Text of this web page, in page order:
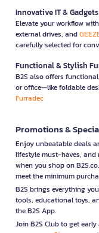
Innovative IT &
Elevate your workflow with
external drives, and
carefully selected for
Functional & Stylish
B2S also offers
or office—like foldable
Furradec
Promotions &
Enjoy unbeatable deals
lifestyle must-haves, and
when you shop on
meet the minimum
B2S brings everything
tools, educational toys,
the B2S App.
Join B2S Club to get